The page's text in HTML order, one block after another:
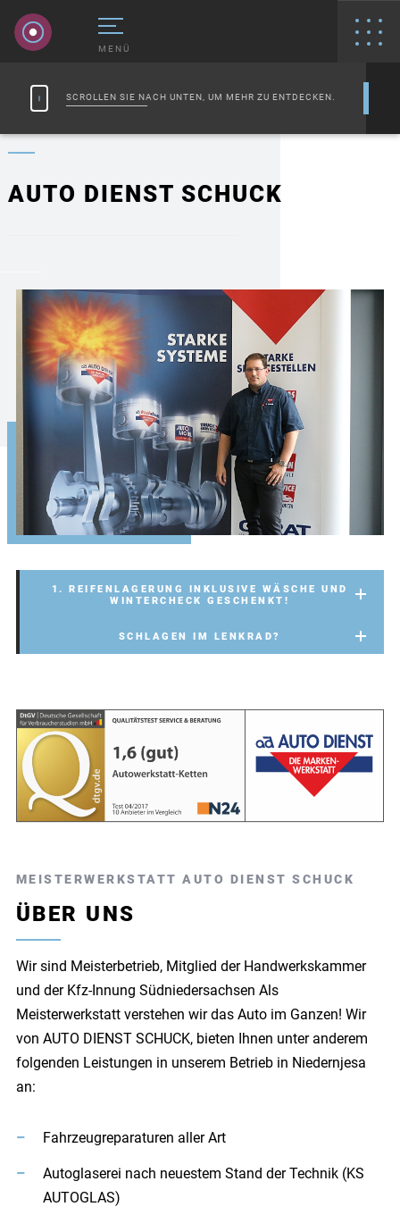
MENÜ
SCROLLEN SIE NACH UNTEN, UM MEHR ZU ENTDECKEN.
AUTO DIENST SCHUCK
1. REIFENLAGERUNG INKLUSIVE WÄSCHE UND
WINTERCHECK GESCHENKT!
SCHLAGEN IM LENKRAD?
MEISTERWERKSTATT AUTO DIENST SCHUCK
ÜBER UNS
Wir sind Meisterbetrieb, Mitglied der Handwerkskammer
und der Kfz-Innung Südniedersachsen Als
Meisterwerkstatt verstehen wir das Auto im Ganzen! Wir
von AUTO DIENST SCHUCK, bieten Ihnen unter anderem
folgenden Leistungen in unserem Betrieb in Niedernjesa
an:
Fahrzeugreparaturen aller Art
Autoglaserei nach neuestem Stand der Technik (KS
AUTOGLAS)